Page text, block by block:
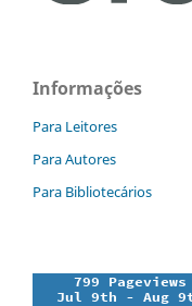
Informações
Para Leitores
Para Autores
Para Bibliotecários